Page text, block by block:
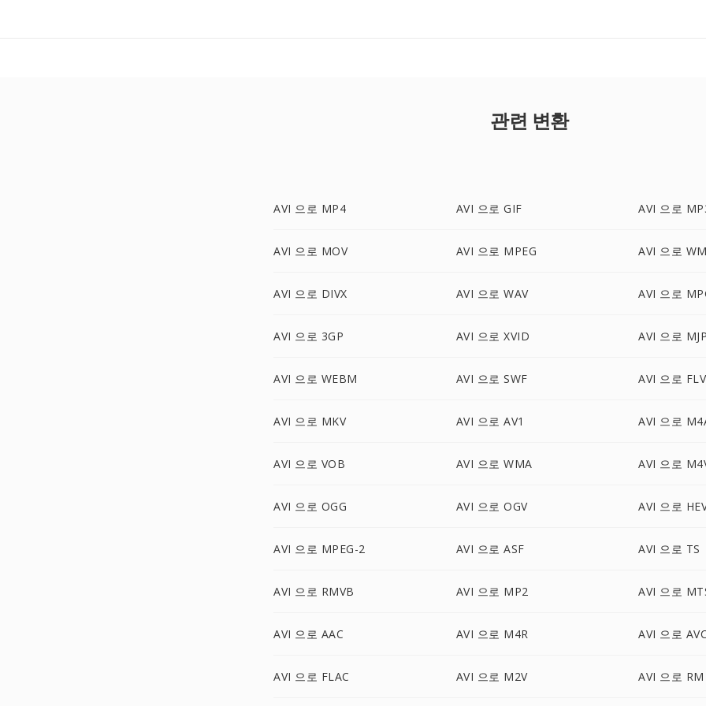
관련 변환
AVI 으로 MP4 AVI 으로 GIF AVI 으로
AVI 으로 MOV AVI 으로 MPEG AVI 으로
AVI 으로 DIVX AVI 으로 WAV AVI 으로
AVI 으로 3GP AVI 으로 XVID AVI 으로
AVI 으로 WEBM AVI 으로 SWF AVI 으로 FLV
AVI 으로 MKV AVI 으로 AV1 AVI 으로
AVI 으로 VOB AVI 으로 WMA AVI 으로
AVI 으로 OGG AVI 으로 OGV AVI 으로
AVI 으로 MPEG-2 AVI 으로 ASF AVI 으로 TS
AVI 으로 RMVB AVI 으로 MP2 AVI 으로
AVI 으로 AAC AVI 으로 M4R AVI 으로
AVI 으로 FLAC AVI 으로 M2V AVI 으로 RM